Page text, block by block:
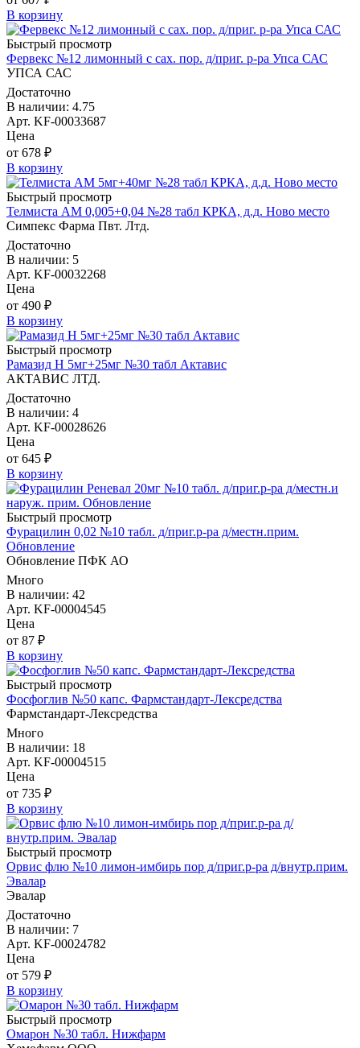
В корзину
Быстрый просмотр
Фервекс №12 лимонный с сах. пор. д/приг. р-ра Упса САС
УПСА САС
Достаточно
В наличии: 4.75
Арт. KF-00033687
Цена
от 678 ₽
В корзину
Быстрый просмотр
Телмиста АМ 0,005+0,04 №28 табл КРКА, д.д. Ново место
Симпекс Фарма Пвт. Лтд.
Достаточно
В наличии: 5
Арт. KF-00032268
Цена
от 490 ₽
В корзину
Быстрый просмотр
Рамазид Н 5мг+25мг №30 табл Актавис
АКТАВИС ЛТД.
Достаточно
В наличии: 4
Арт. KF-00028626
Цена
от 645 ₽
В корзину
Быстрый просмотр
Фурацилин 0,02 №10 табл. д/приг.р-ра д/местн.прим.
Обновление
Обновление ПФК АО
Много
В наличии: 42
Арт. KF-00004545
Цена
от 87 ₽
В корзину
Быстрый просмотр
Фосфоглив №50 капс. Фармстандарт-Лексредства
Фармстандарт-Лексредства
Много
В наличии: 18
Арт. KF-00004515
Цена
от 735 ₽
В корзину
Быстрый просмотр
Орвис флю №10 лимон-имбирь пор д/приг.р-ра д/внутр.прим.
Эвалар
Эвалар
Достаточно
В наличии: 7
Арт. KF-00024782
Цена
от 579 ₽
В корзину
Быстрый просмотр
Омарон №30 табл. Нижфарм